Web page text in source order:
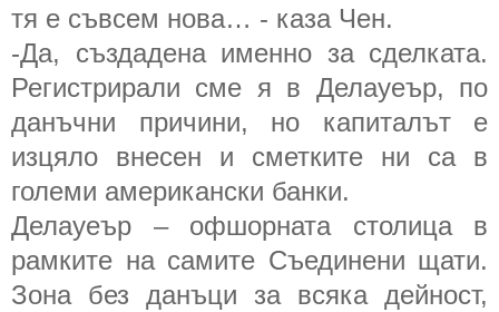
тя е съвсем нова… - каза Чен.
-Да, създадена именно за сделката.
Регистрирали сме я в Делауеър, по
данъчни причини, но капиталът е
изцяло внесен и сметките ни са в
големи американски банки.
Делауеър – офшорната столица в
рамките на самите Съединени щати.
Зона без данъци за всяка дейност,